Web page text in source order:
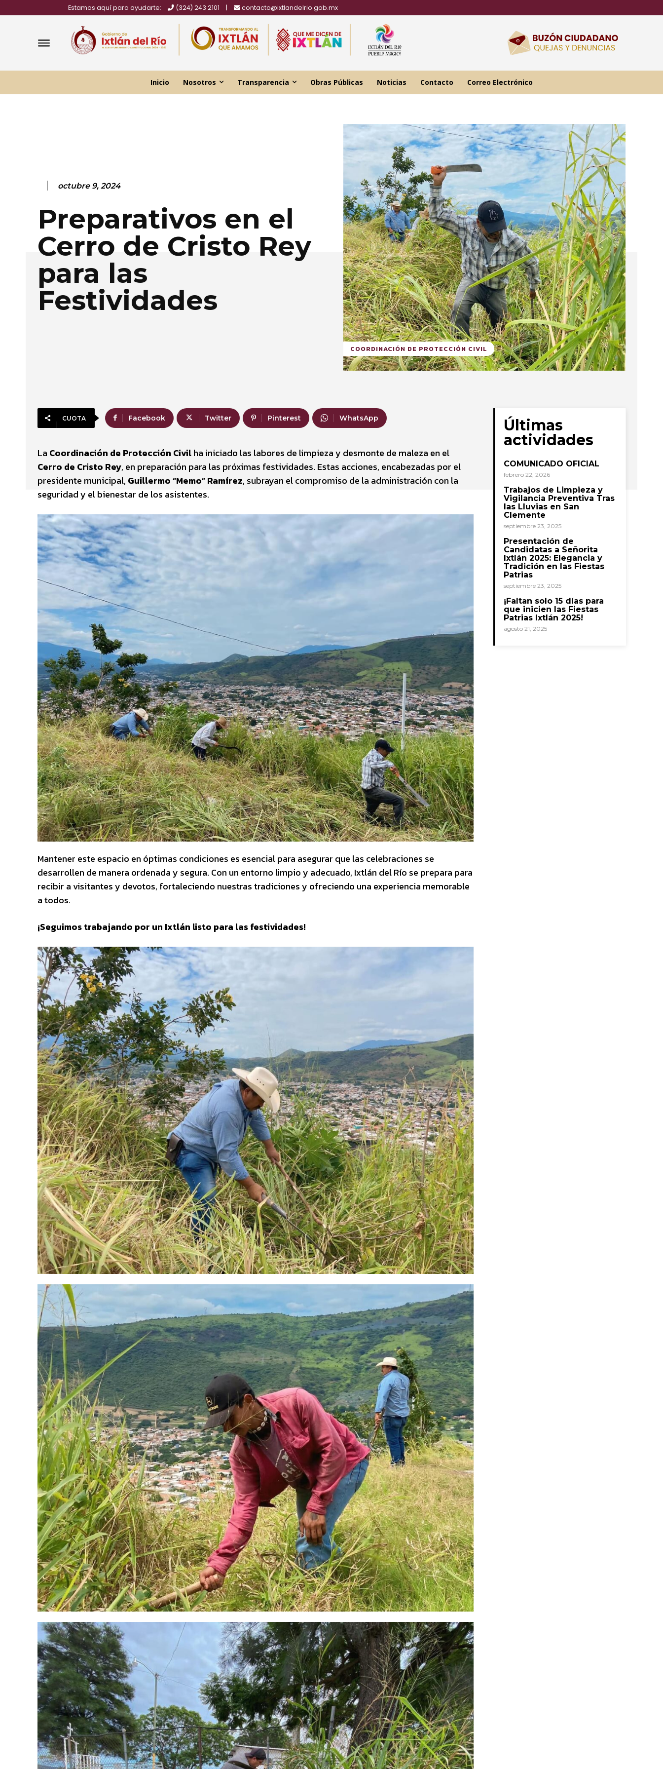
Estamos aquí para ayudarte: (324) 243 2101 | contacto@ixtlandelrio.gob.mx
Inicio Nosotros Transparencia Obras Públicas Noticias Contacto Correo Electrónico
octubre 9, 2024
Preparativos en el
Cerro de Cristo Rey
para las
Festividades
COORDINACIÓN DE PROTECCIÓN CIVIL
CUOTA Facebook Twitter Pinterest WhatsApp
La Coordinación de Protección Civilha iniciado las labores de limpieza y desmonte de maleza en el
Cerro de Cristo Rey, en preparación para las próximas festividades. Estas acciones, encabezadas por el
presidente municipal, Guillermo “Memo” Ramírez, subrayan el compromiso de la administración con la
seguridad y el bienestar de los asistentes.
Mantener este espacio en óptimas condiciones es esencial para asegurar que las celebraciones se
desarrollen de manera ordenada y segura. Con un entorno limpio y adecuado, Ixtlán del Río se prepara para
recibir a visitantes y devotos, fortaleciendo nuestras tradiciones y ofreciendo una experiencia memorable
a todos.
¡Seguimos trabajando por un Ixtlán listo para las festividades!
Últimas
actividades
COMUNICADO OFICIAL
febrero 22, 2026
Trabajos de Limpieza y
Vigilancia Preventiva Tras
las Lluvias en San
Clemente
septiembre 23, 2025
Presentación de
Candidatas a Señorita
Ixtlán 2025: Elegancia y
Tradición en las Fiestas
Patrias
septiembre 23, 2025
¡Faltan solo 15 días para
que inicien las Fiestas
Patrias Ixtlán 2025!
agosto 21, 2025